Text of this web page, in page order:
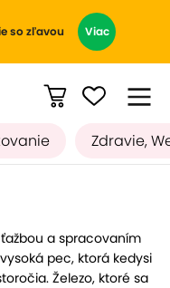
so zľavou Viac
Zdravie,
a spracovaním
pec, ktorá kedysi
Železo, ktoré sa